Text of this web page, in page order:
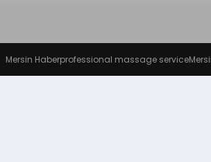
Mersin Haberprofessional massage service